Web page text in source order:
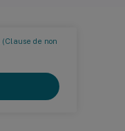
(Clause de non